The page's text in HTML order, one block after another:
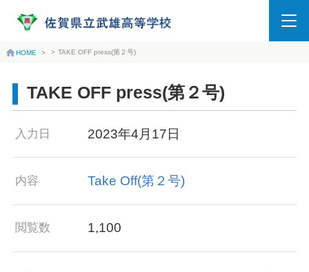
HOME > > TAKE OFF press(第２号)
TAKE OFF press(第２号)
入力日 2023年4月17日
内容 Take Off(第２号)
閲覧数 1,100